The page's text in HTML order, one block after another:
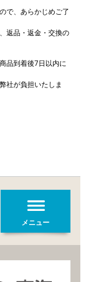
で、あらかじめご了
返品・返金・交換の
品到着後7日以内に
社が負担いたしま
メニュー